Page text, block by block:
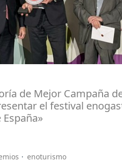
de Mejor Campaña
el festival
enoturismo